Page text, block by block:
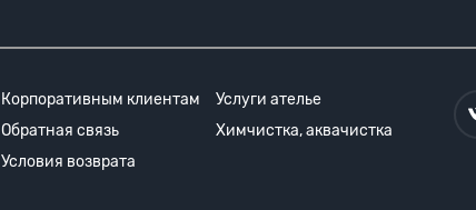
Корпоративным клиентам
Услуги ателье
Обратная связь
Химчистка, аквачистка
Условия возврата